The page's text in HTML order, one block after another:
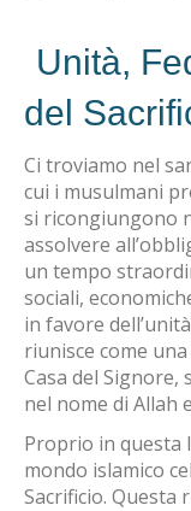
Unità,
del
Ci troviamo nel
cui i musulmani
si ricongiungono
assolvere
un tempo
sociali,
in favore
riunisce come
Casa del
nel nome di Allah
Proprio in questa
mondo islamico
Sacrificio. Questa